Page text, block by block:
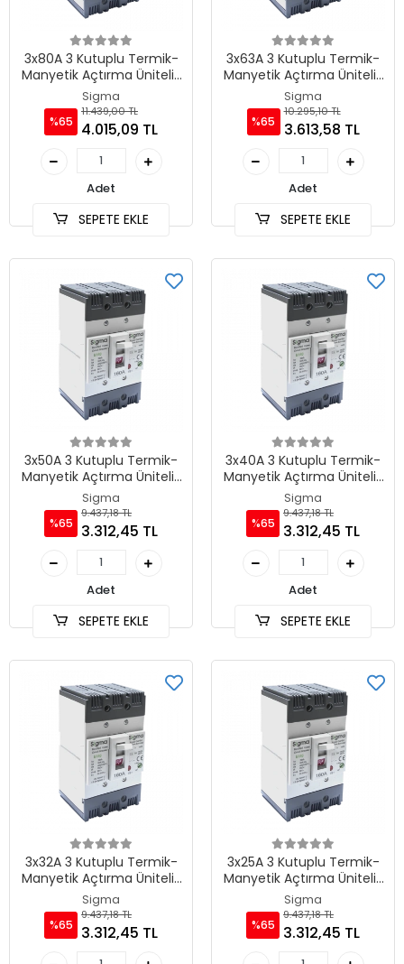
3x80A 3 Kutuplu Termik-
Manyetik Açtırma Üniteli ,
Ayarlı Tip AG Devre Kesici
Sigma
%65
11.439,00 TL
4.015,09 TL
Adet
SEPETE EKLE
3x63A 3 Kutuplu Termik-
Manyetik Açtırma Üniteli ,
Ayarlı Tip AG Devre Kesici
Sigma
%65
10.295,10 TL
3.613,58 TL
Adet
SEPETE EKLE
3x50A 3 Kutuplu Termik-
Manyetik Açtırma Üniteli ,
Ayarlı Tip AG Devre Kesici
Sigma
%65
9.437,18 TL
3.312,45 TL
Adet
SEPETE EKLE
3x40A 3 Kutuplu Termik-
Manyetik Açtırma Üniteli ,
Ayarlı Tip AG Devre Kesici
Sigma
%65
9.437,18 TL
3.312,45 TL
Adet
SEPETE EKLE
3x32A 3 Kutuplu Termik-
Manyetik Açtırma Üniteli ,
Ayarlı Tip AG Devre Kesici
Sigma
%65
9.437,18 TL
3.312,45 TL
3x25A 3 Kutuplu Termik-
Manyetik Açtırma Üniteli ,
Ayarlı Tip AG Devre Kesici
Sigma
%65
9.437,18 TL
3.312,45 TL